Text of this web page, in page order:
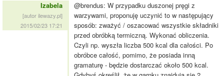
Izabela
[autor ilewazy.pl]
2015/02/23 17:21
@brendus: W przypadku duszonej pręgi z
warzywami, proponuję uczynić to w następujący
sposób: zważyć / oszacować wszystkie składniki
przed obróbką termiczną. Wykonać obliczenia.
Czyli np. wyszła liczba 500 kcal dla całości. Po
obróbce całość, pomimo, że posiada inną
gramaturę - będzie dostarczać około 500 kcal.